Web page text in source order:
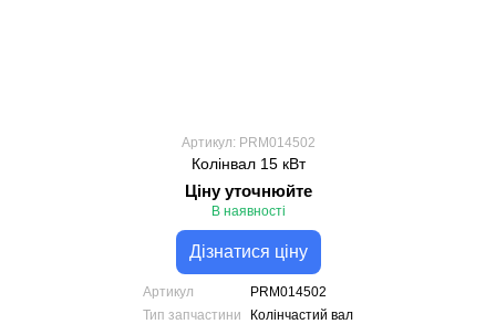
Артикул: PRM014502
Колінвал 15 кВт
Ціну уточнюйте
В наявності
Дізнатися ціну
Артикул
PRM014502
Тип запчастини
Колінчастий вал